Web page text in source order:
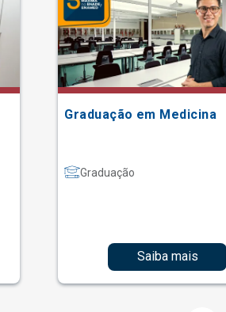
Graduação em Medicina
Graduação
Saiba mais